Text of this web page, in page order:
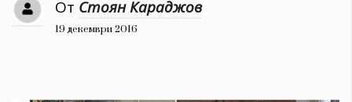
777 От Стоян Караджов
19 декември 2016